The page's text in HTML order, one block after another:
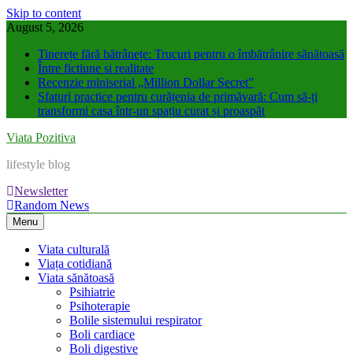
Skip to content
August 5, 2026
Tinerețe fără bătrânețe: Trucuri pentru o îmbătrânire sănătoasă
Între fictiune si realitate
Recenzie miniserial „Million Dollar Secret”
Sfaturi practice pentru curățenia de primăvară: Cum să-ți
transformi casa într-un spațiu curat și proaspăt
Viata Pozitiva
lifestyle blog
Newsletter
Random News
Menu
Viata culturală
Viața cotidiană
Viata sănătoasă
Psihiatrie
Psihoterapie
Bolile sistemului respirator
Boli cardiace
Boli digestive